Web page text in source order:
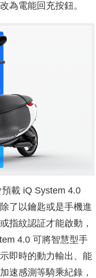
為電能回充按鈕。
載 iQ System 4.0
了以鑰匙或是手機進
指紋認証才能啟動，
4.0 可將智慧型手
即時的動力輸出、能
速感測等騎乘紀錄，